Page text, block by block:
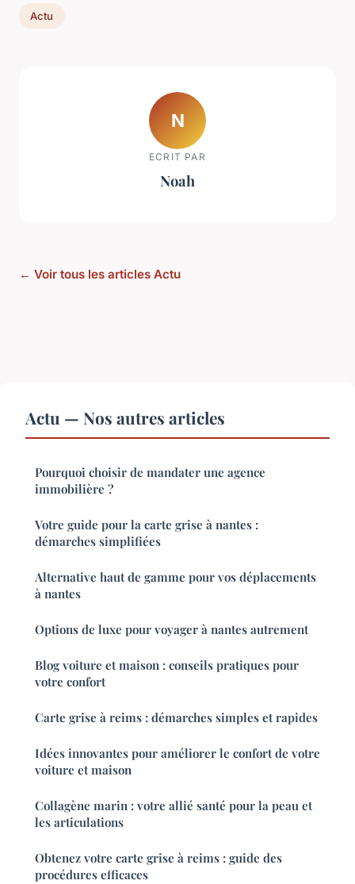
Actu
N
ECRIT PAR
Noah
← Voir tous les articles Actu
Actu — Nos autres articles
Pourquoi choisir de mandater une agence
immobilière ?
Votre guide pour la carte grise à nantes :
démarches simplifiées
Alternative haut de gamme pour vos déplacements
à nantes
Options de luxe pour voyager à nantes autrement
Blog voiture et maison : conseils pratiques pour
votre confort
Carte grise à reims : démarches simples et rapides
Idées innovantes pour améliorer le confort de votre
voiture et maison
Collagène marin : votre allié santé pour la peau et
les articulations
Obtenez votre carte grise à reims : guide des
procédures efficaces